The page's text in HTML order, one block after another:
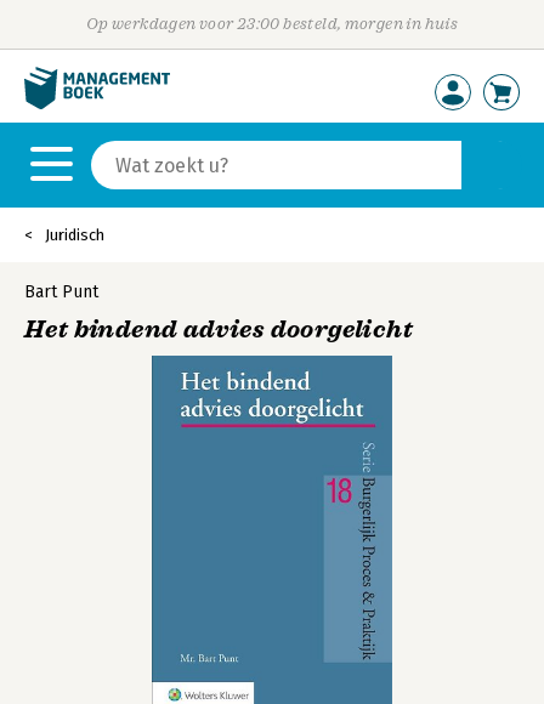
Op werkdagen voor 23:00 besteld, morgen in huis
Juridisch
Bart Punt
Het bindend advies doorgelicht